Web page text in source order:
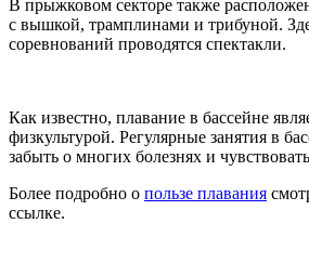
В прыжковом секторе также
с вышкой, трамплинами и трибуной.
соревнований проводятся спектакли.
Как известно, плавание в бассейне
физкультурой. Регулярные занятия в
забыть о многих болезнях и
Более подробно о пользе плавания
ссылке.